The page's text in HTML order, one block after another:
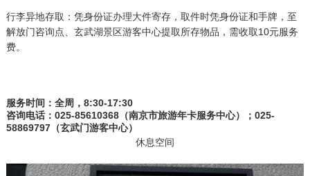
行李异地存取：凭身份证办理大件寄存，取件时凭身份证和手牌，至
解放门咨询点、玄武湖景区游客中心提取所存物品，需收取10元服务
费。
服务时间：全周，8:30-17:30
咨询电话：025-85610368（南京市旅游年卡服务中心）；025-
58869797（玄武门游客中心）
休息空间